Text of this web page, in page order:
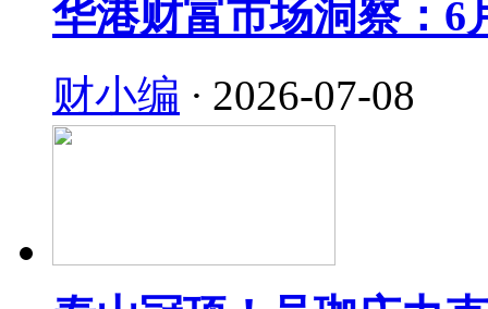
华港财富市场洞察：6
财小编 · 2026-07-08